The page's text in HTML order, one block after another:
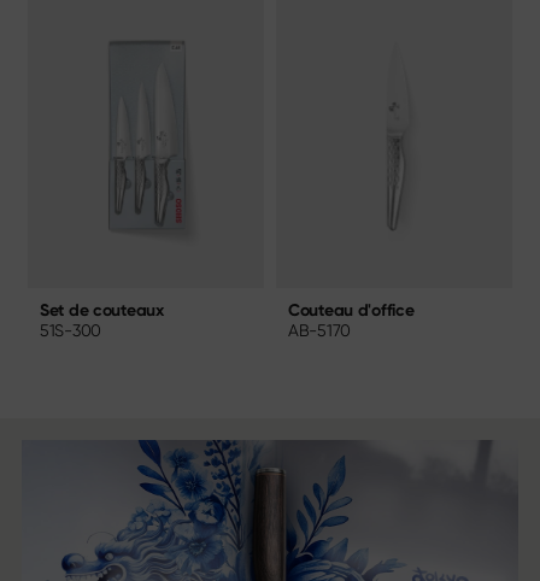
Set de couteaux
51S-300
Couteau d'office
AB-5170